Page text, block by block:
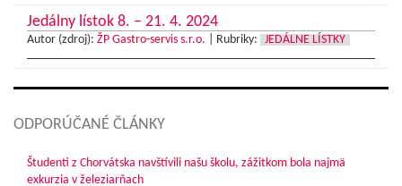
Jedálny lístok 8. – 21. 4. 2024
Autor (zdroj): ŽP Gastro-servis s.r.o. Rubriky: JEDÁLNE LÍSTKY
ODPORÚČANÉ ČLÁNKY
Študenti z Chorvátska navštívili našu školu, zážitkom bola najmä
exkurzia v železiarňach